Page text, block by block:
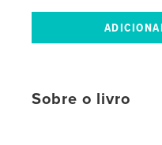
Sobre o livro